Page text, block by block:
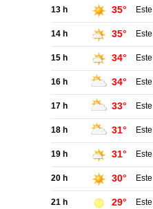
13 h 35° Este
14 h 35° Este
15 h 34° Este
16 h 34° Este
17 h 33° Este
18 h 31° Este
19 h 31° Este
20 h 30° Este
21 h 29° Este